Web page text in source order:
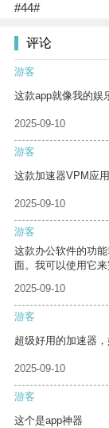
#44#
评论
游客
这款app就像我的娱
2025-09-10
游客
这款加速器VPM应
2025-09-10
游客
这款办公软件的功
面。我可以使用它
2025-09-10
游客
超级好用的加速器
2025-09-10
游客
这个是app神器